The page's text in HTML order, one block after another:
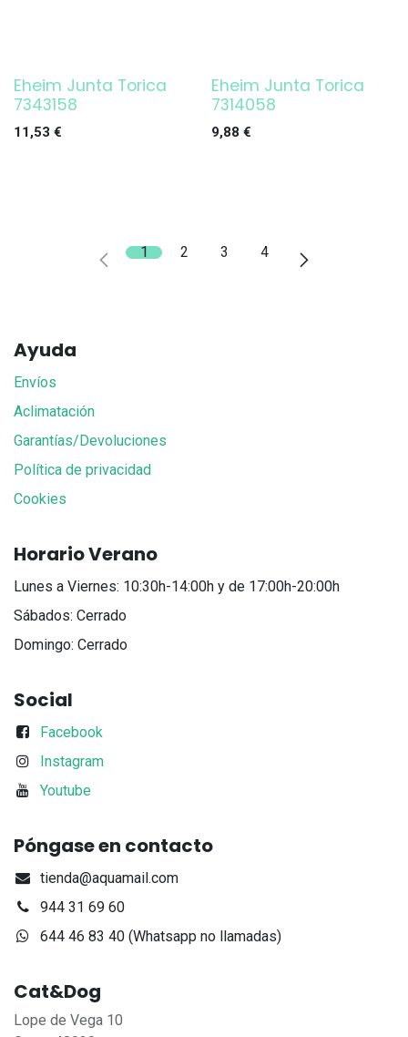
Eheim Junta Torica
7343158
11,53 €
Eheim Junta Torica
7314058
9,88 €
1 2 3 4
Ayuda
Envíos
Aclimatación
Garantías/Devoluciones
Política de privacidad
Cookies
Horario Verano
Lunes a Viernes: 10:30h-14:00h y de 17:00h-20:00h
Sábados: Cerrado
Domingo: Cerrado
Social
Facebook
Instagram
Youtube
Póngase en contacto
tienda@aquamail.com
944 31 69 60
644 46 83 40 (Whatsapp no llamadas)
Cat&Dog
Lope de Vega 10